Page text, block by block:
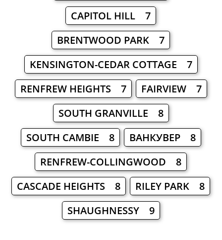
CAPITOL HILL 7
BRENTWOOD PARK 7
KENSINGTON-CEDAR COTTAGE 7
RENFREW HEIGHTS 7
FAIRVIEW 7
SOUTH GRANVILLE 8
SOUTH CAMBIE 8
ВАНКУВЕР 8
RENFREW-COLLINGWOOD 8
CASCADE HEIGHTS 8
RILEY PARK 8
SHAUGHNESSY 9